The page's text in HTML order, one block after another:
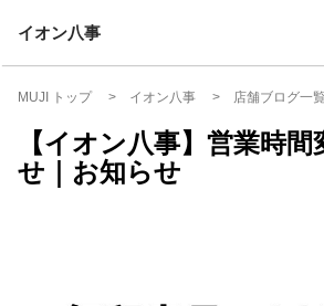
イオン八事
MUJI トップ イオン八事 店舗ブログ一覧
【イオン八事】営業時
せ｜お知らせ